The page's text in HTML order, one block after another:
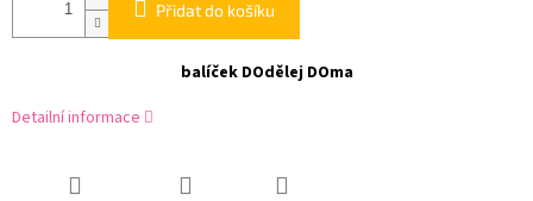
Přidat do košíku
balíček DOdělej DOma
Detailní informace